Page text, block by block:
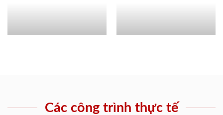
Các công trình thực tế